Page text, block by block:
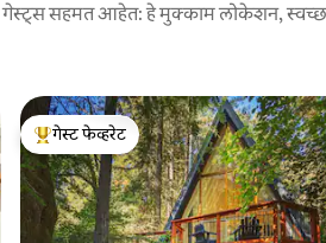
गेस्ट्स सहमत आहेत: हे मुक्काम लोकेशन,
टॉप गेस्ट फेव्हरेट
गेस्ट फेव्हरेट